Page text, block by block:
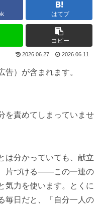
はてブ
コピー
2026.06.27 2026.06.11
）が含まれます。
を責めてしまっていませ
は分かっていても、献立
片づける——この一連の
気力を使います。とくに
毎日だと、「自分一人の